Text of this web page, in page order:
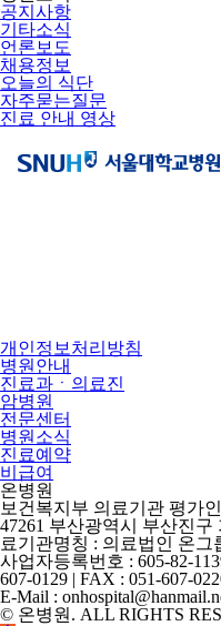
공지사항
기타소식
언론보도
채용정보
오늘의 식단
자주묻는질문
진료 안내 영상
개인정보처리방침
병원안내
진료과ㆍ의료진
암병원
전문센터
병원소식
진료예약
비급여
온병원
보건복지부 의료기관 평가
47261 부산광역시 부산진구
료기관명칭 : 의료법인 온그
사업자등록번호 : 605-82-
607-0129 | FAX : 051-607-
E-Mail :
© 온병원. ALL RIGHTS